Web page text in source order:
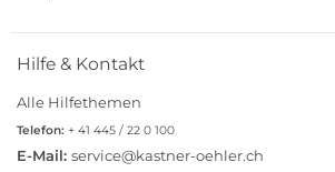
Hilfe & Kontakt
Alle Hilfethemen
Telefon: + 41 445 / 22 0 100
E-Mail: service@kastner-oehler.ch